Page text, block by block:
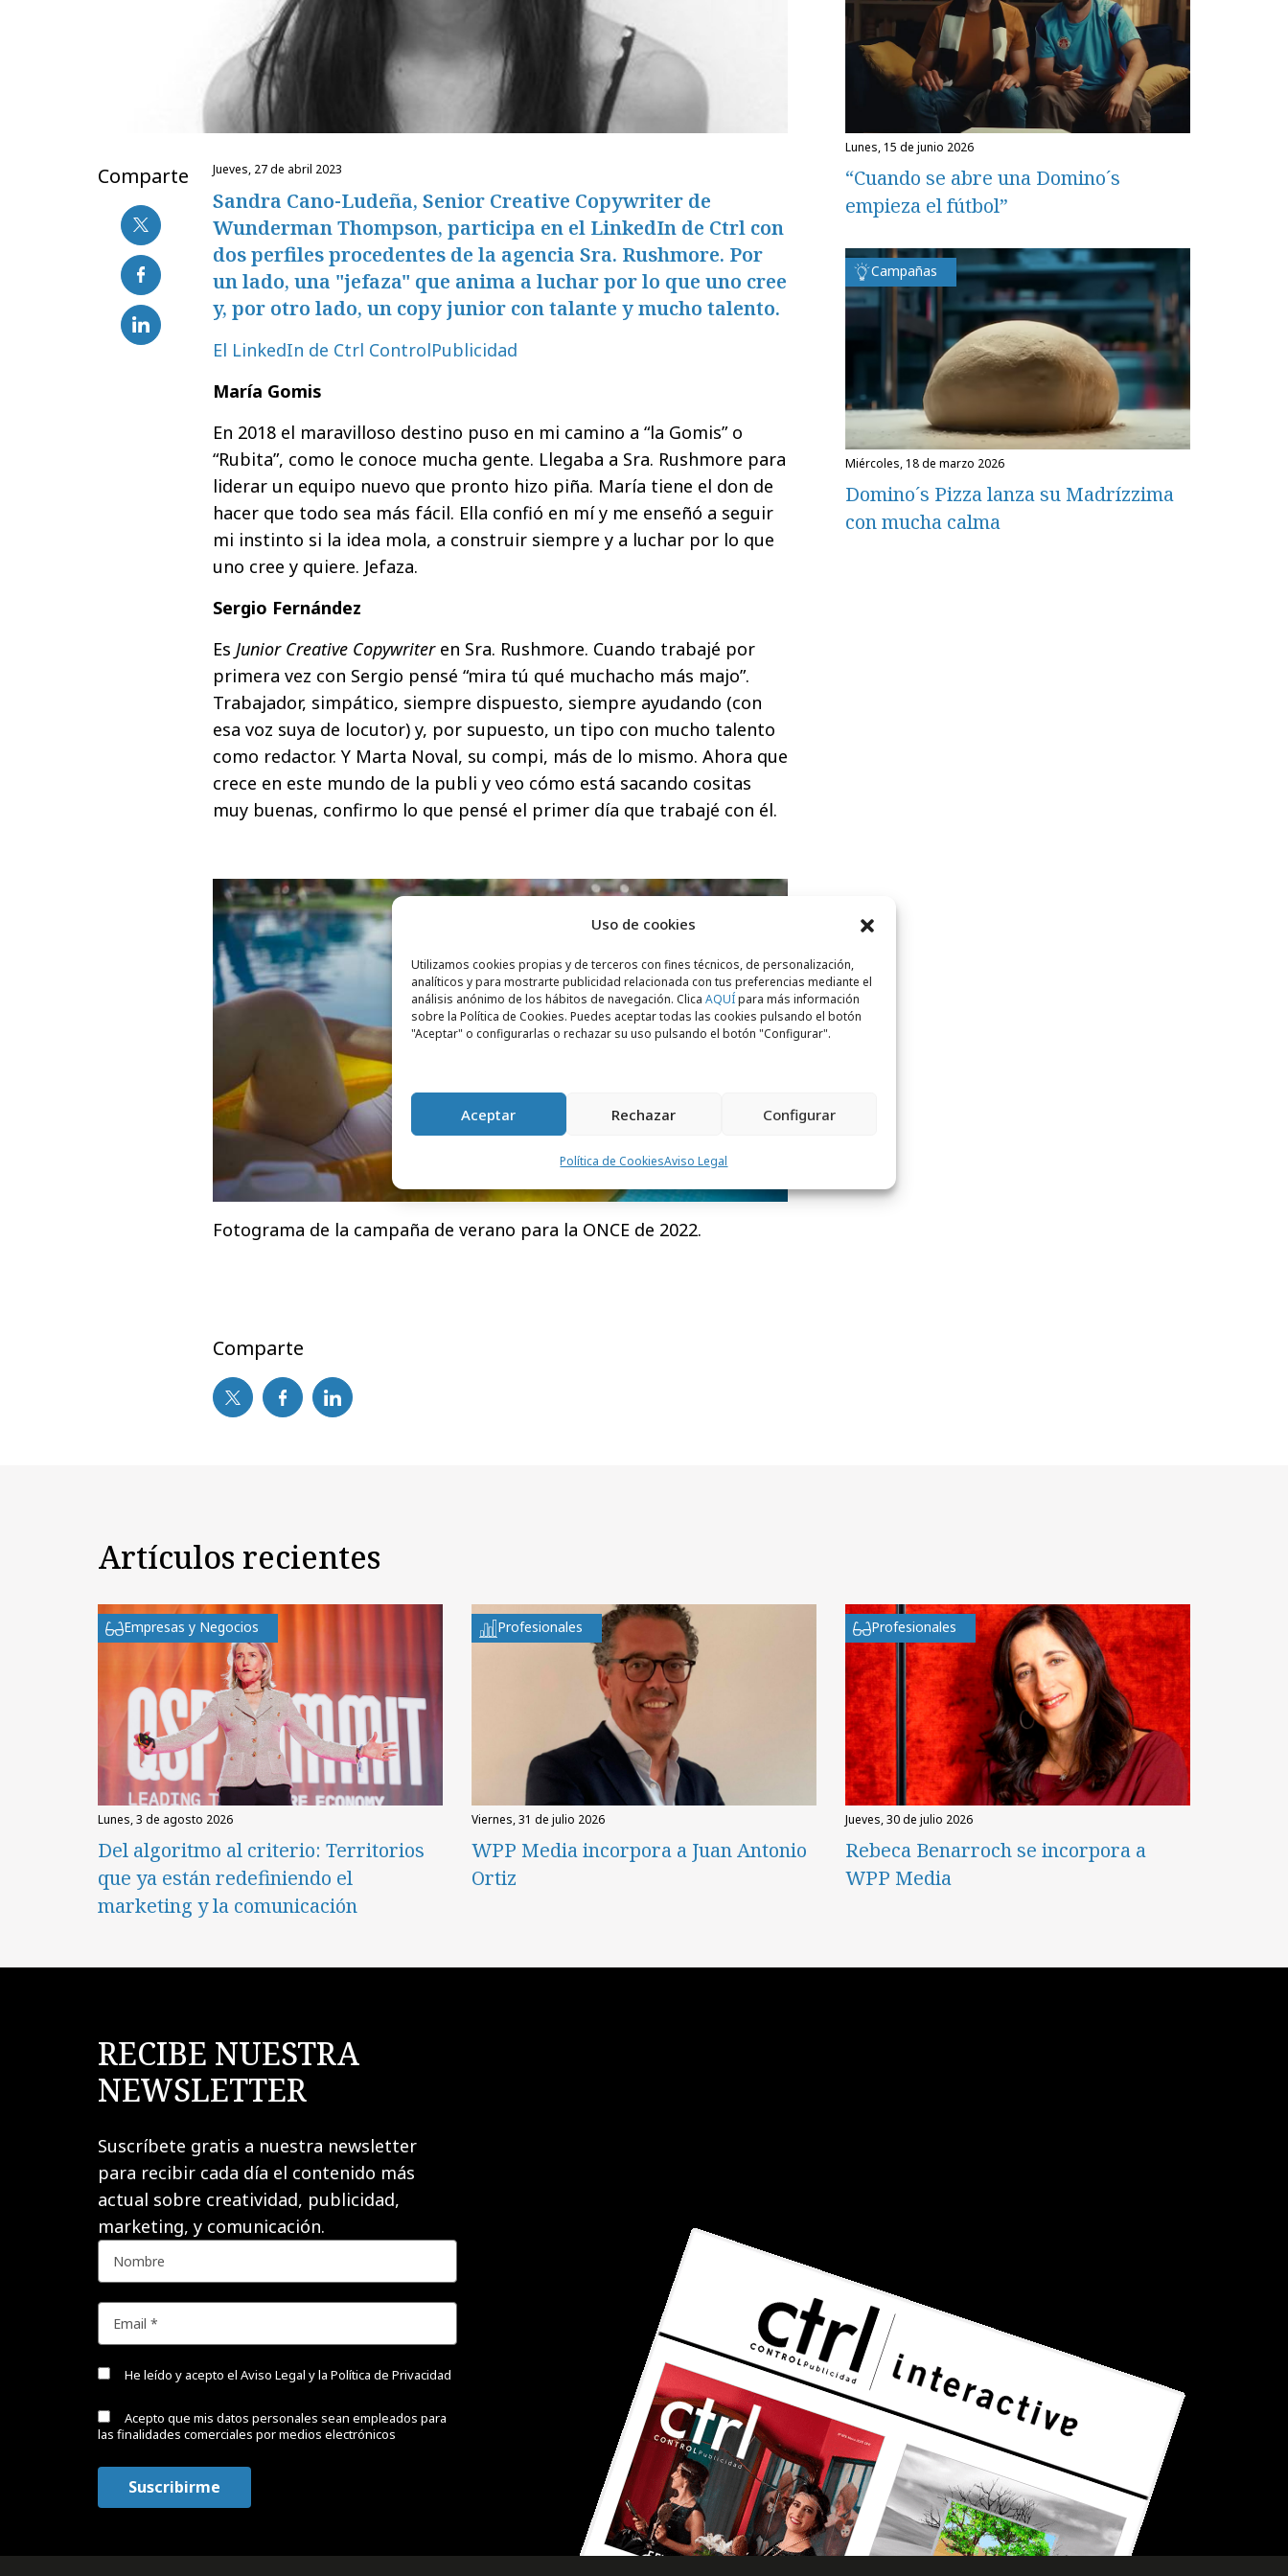
Uso de cookies
Utilizamos cookies propias y de terceros con fines técnicos, de personalización,
analíticos y para mostrarte publicidad relacionada con tus preferencias mediante el
análisis anónimo de los hábitos de navegación. Clica AQUÍpara más información
sobre la Política de Cookies. Puedes aceptar todas las cookies pulsando el botón
"Aceptar" o configurarlas o rechazar su uso pulsando el botón "Configurar".
Aceptar Rechazar Configurar
Política de CookiesAviso Legal
Comparte jueves, 27 de abril 2023
Sandra Cano-Ludeña, Senior Creative Copywriter de
Wunderman Thompson, participa en el LinkedIn de Ctrl con
dos perfiles procedentes de la agencia Sra. Rushmore. Por
un lado, una "jefaza" que anima a luchar por lo que uno cree
y, por otro lado, un copy junior con talante y mucho talento.
El LinkedIn de Ctrl ControlPublicidad
María Gomis
En 2018 el maravilloso destino puso en mi camino a “la Gomis” o
“Rubita”, como le conoce mucha gente. Llegaba a Sra. Rushmore para
liderar un equipo nuevo que pronto hizo piña. María tiene el don de
hacer que todo sea más fácil. Ella confió en mí y me enseñó a seguir
mi instinto si la idea mola, a construir siempre y a luchar por lo que
uno cree y quiere. Jefaza.
Sergio Fernández
Es Junior Creative Copywriteren Sra. Rushmore. Cuando trabajé por
primera vez con Sergio pensé “mira tú qué muchacho más majo”.
Trabajador, simpático, siempre dispuesto, siempre ayudando (con
esa voz suya de locutor) y, por supuesto, un tipo con mucho talento
como redactor. Y Marta Noval, su compi, más de lo mismo. Ahora que
crece en este mundo de la publi y veo cómo está sacando cositas
muy buenas, confirmo lo que pensé el primer día que trabajé con él.
Fotograma de la campaña de verano para la ONCE de 2022.
Comparte
lunes, 15 de junio 2026
“Cuando se abre una Domino´s
empieza el fútbol”
Campañas
miércoles, 18 de marzo 2026
Domino´s Pizza lanza su Madrízzima
con mucha calma
Artículos recientes
Empresas y Negocios
lunes, 3 de agosto 2026
Del algoritmo al criterio: Territorios
que ya están redefiniendo el
marketing y la comunicación
Profesionales
viernes, 31 de julio 2026
WPP Media incorpora a Juan Antonio
Ortiz
Profesionales
jueves, 30 de julio 2026
Rebeca Benarroch se incorpora a
WPP Media
RECIBE NUESTRA
NEWSLETTER
Suscríbete gratis a nuestra newsletter
para recibir cada día el contenido más
actual sobre creatividad, publicidad,
marketing, y comunicación.
He leído y acepto el Aviso Legal y la Política de Privacidad
Acepto que mis datos personales sean empleados para
las finalidades comerciales por medios electrónicos